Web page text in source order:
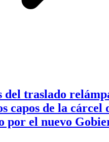
del traslado
capos de la cárcel
por el nuevo